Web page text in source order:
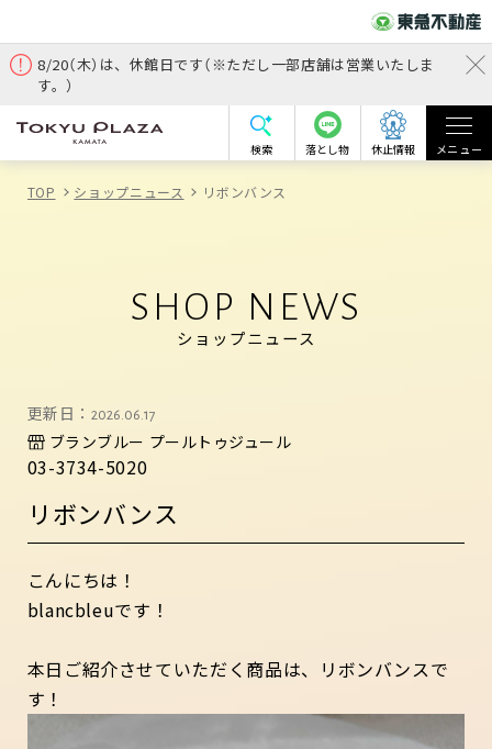
8/20（木）は、休館日です（※ただし一部店舗は営業いたしま
す。）
検索 落とし物 休止情報 メニュー
TOP ショップニュース リボンバンス
SHOP NEWS
ショップニュース
更新日： 2026.06.17
ブランブルー プールトゥジュール
03-3734-5020
リボンバンス
こんにちは！
blancbleuです！
本日ご紹介させていただく商品は、リボンバンスで
す！